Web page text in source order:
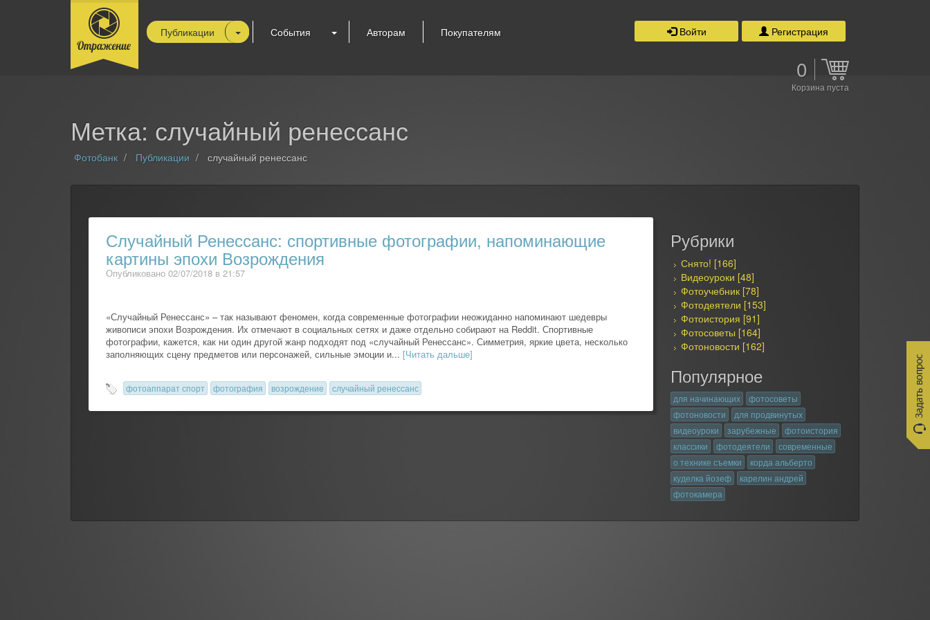
Публикации События Авторам Покупателям Войти Регистрация
0
Корзина пуста
Метка: случайный ренессанс
Фотобанк Публикации случайный ренессанс
Случайный Ренессанс: спортивные фотографии, напоминающие
картины эпохи Возрождения
Опубликовано 02/07/2018 в 21:57
«Случайный Ренессанс» – так называют феномен, когда современные фотографии неожиданно напоминают шедевры
живописи эпохи Возрождения. Их отмечают в социальных сетях и даже отдельно собирают на Reddit. Спортивные
фотографии, кажется, как ни один другой жанр подходят под «случайный Ренессанс». Симметрия, яркие цвета, несколько
заполняющих сцену предметов или персонажей, сильные эмоции и... [Читать дальше]
фотоаппарат спорт фотография возрождение случайный ренессанс
Рубрики
Снято! [166]
Видеоуроки [48]
Фотоучебник [78]
Фотодеятели [153]
Фотоистория [91]
Фотосоветы [164]
Фотоновости [162]
Популярное
для начинающих
фотосоветы
фотоновости
для продвинутых
видеоуроки
зарубежные
фотоистория
классики
фотодеятели
современные
о технике съемки
корда альберто
куделка йозеф
карелин андрей
фотокамера